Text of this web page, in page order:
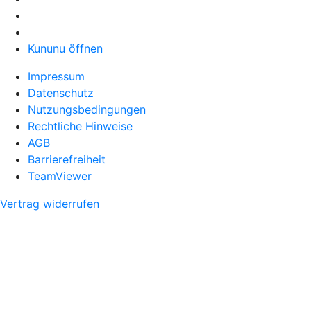
Kununu öffnen
Impressum
Datenschutz
Nutzungsbedingungen
Rechtliche Hinweise
AGB
Barrierefreiheit
TeamViewer
Vertrag widerrufen